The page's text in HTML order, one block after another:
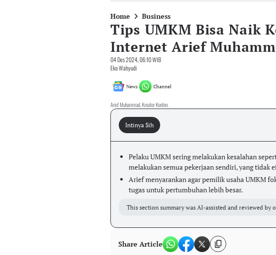
Home Business
Tips UMKM Bisa Naik
Internet Arief
04 Des 2024, 06:10 WIB
Eko Wahyudi
News Channel
Arief Muhammad, Kreator Konten.
Intinya Sih
Pelaku UMKM sering melakukan kesalahan
melakukan semua pekerjaan sendiri, yang tidak
Arief menyarankan agar pemilik usaha UMKM
tugas untuk pertumbuhan lebih besar.
This section summary was AI-assisted and reviewed by
Share Article